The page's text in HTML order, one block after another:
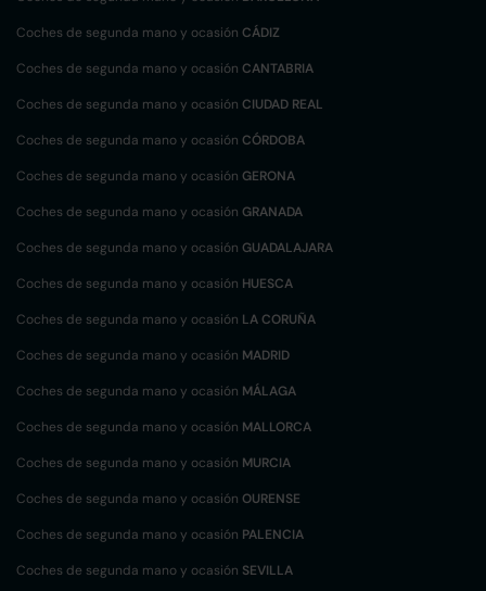
Coches de segunda mano y ocasión CÁDIZ
Coches de segunda mano y ocasión CANTABRIA
Coches de segunda mano y ocasión CIUDAD REAL
Coches de segunda mano y ocasión CÓRDOBA
Coches de segunda mano y ocasión GERONA
Coches de segunda mano y ocasión GRANADA
Coches de segunda mano y ocasión GUADALAJARA
Coches de segunda mano y ocasión HUESCA
Coches de segunda mano y ocasión LA CORUÑA
Coches de segunda mano y ocasión MADRID
Coches de segunda mano y ocasión MÁLAGA
Coches de segunda mano y ocasión MALLORCA
Coches de segunda mano y ocasión MURCIA
Coches de segunda mano y ocasión OURENSE
Coches de segunda mano y ocasión PALENCIA
Coches de segunda mano y ocasión SEVILLA